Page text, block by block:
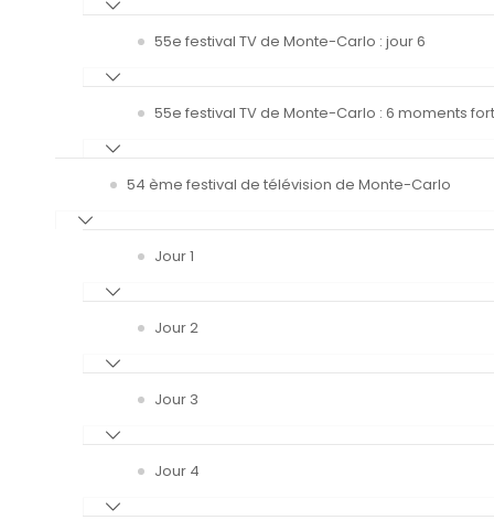
55e festival TV de Monte-Carlo : jour 6
55e festival TV de Monte-Carlo : 6 moments
54 ème festival de télévision de Monte-Carlo
Jour 1
Jour 2
Jour 3
Jour 4